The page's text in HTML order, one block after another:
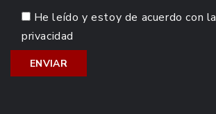
He leído y estoy de acuerdo con la
privacidad